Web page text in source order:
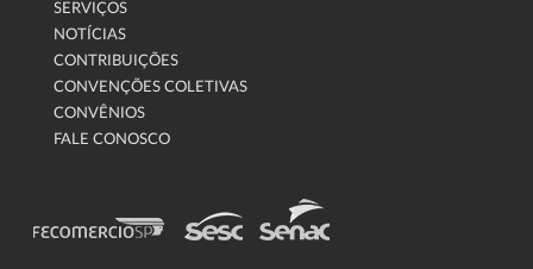
SERVIÇOS
NOTÍCIAS
CONTRIBUIÇÕES
CONVENÇÕES COLETIVAS
CONVÊNIOS
FALE CONOSCO